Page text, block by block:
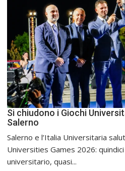
Si chiudono i Giochi
Salerno
Salerno e l’Italia Universitaria
Universities Games 2026:
universitario, quasi...